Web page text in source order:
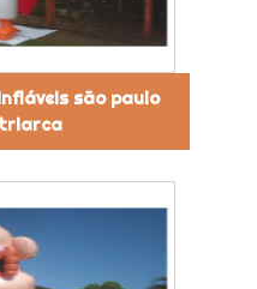
são paulo